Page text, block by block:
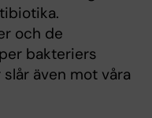
och de
bakteriers
även mot våra